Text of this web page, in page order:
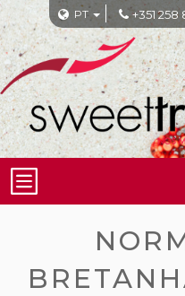
PT +351 258